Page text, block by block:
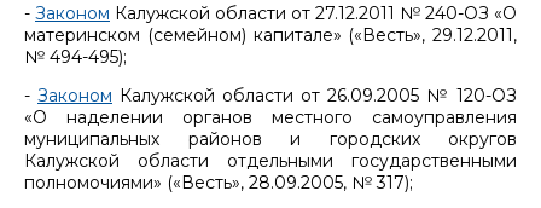
- Законом Калужской области от 27.12.2011 № 240-ОЗ «О
материнском (семейном) капитале» («Весть», 29.12.2011,
№ 494-495);
- Законом Калужской области от 26.09.2005 № 120-ОЗ
«О наделении органов местного самоуправления
муниципальных районов и городских округов
Калужской области отдельными государственными
полномочиями» («Весть», 28.09.2005, № 317);